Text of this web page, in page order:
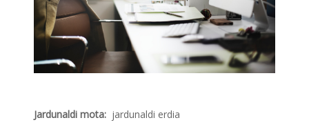
Jardunaldi mota:jardunaldi erdia